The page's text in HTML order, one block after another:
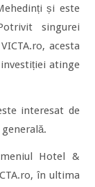
și este
singurei
acesta
atinge
interesat de
Hotel &
în ultima